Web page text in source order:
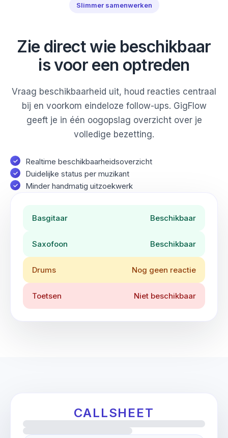
Slimmer samenwerken
Zie direct wie beschikbaar
is voor een optreden
Vraag beschikbaarheid uit, houd reacties centraal
bij en voorkom eindeloze follow-ups. GigFlow
geeft je in één oogopslag overzicht over je
volledige bezetting.
Realtime beschikbaarheidsoverzicht
Duidelijke status per muzikant
Minder handmatig uitzoekwerk
Basgitaar Beschikbaar
Saxofoon Beschikbaar
Drums Nog geen reactie
Toetsen Niet beschikbaar
CALLSHEET